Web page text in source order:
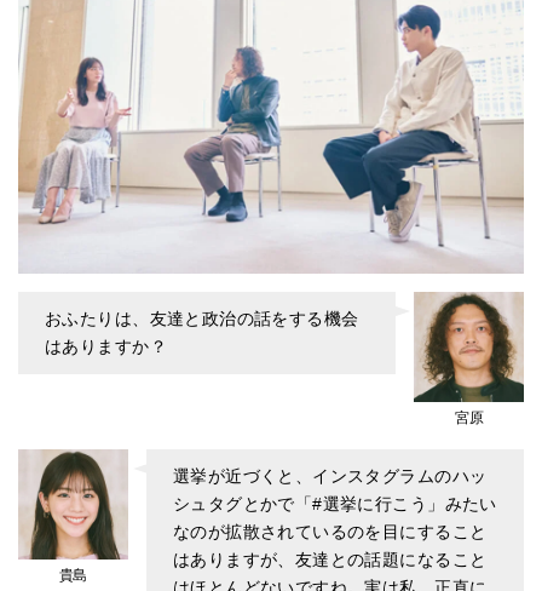
宮原
おふたりは、友達と政治の話をする機会
はありますか？
貴島
選挙が近づくと、インスタグラムのハッ
シュタグとかで「#選挙に行こう」みたい
なのが拡散されているのを目にすること
はありますが、友達との話題になること